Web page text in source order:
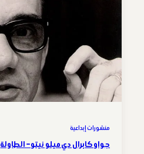
منشورات إبداعية
جواو كابرال دي ميلو نيتو – الطاولة